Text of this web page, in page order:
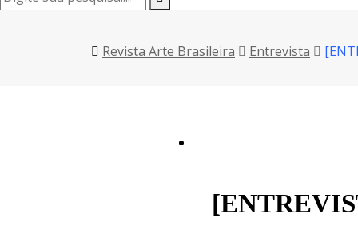
Revista Arte Brasileira Entrevista